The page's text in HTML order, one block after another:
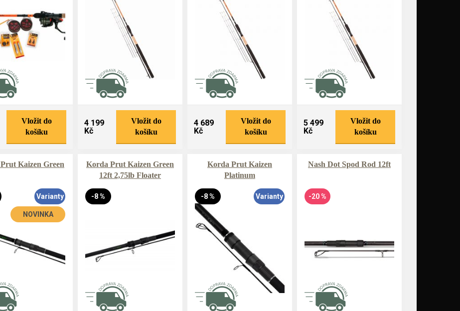
Vložit do
košíku
4 199
Kč
Vložit do
košíku
4 689
Kč
Vložit do
košíku
5 499
Kč
Vložit do
košíku
Kaizen Green
NOVINKA
Varianty
Korda Prut Kaizen Green
12ft 2,75lb Floater
-8 %
Korda Prut Kaizen
Platinum
-8 % Varianty
Nash Dot Spod Rod 12ft
-20 %